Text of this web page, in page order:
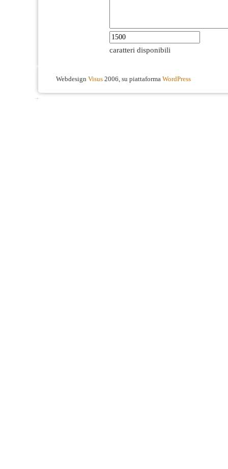
caratteri disponibili
Webdesign Visus 2006, su piattaforma WordPress